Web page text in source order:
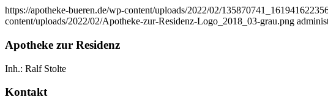
https://apotheke-bueren.de/wp-content/uploads/2022/02/
content/uploads/2022/02/Apotheke-zur-Residenz-Logo_2018_03-grau.png
Apotheke zur Residenz
Inh.: Ralf Stolte
Kontakt